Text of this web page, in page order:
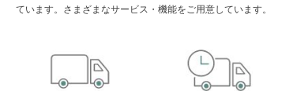
ています。さまざまなサービス・機能をご用意しています。